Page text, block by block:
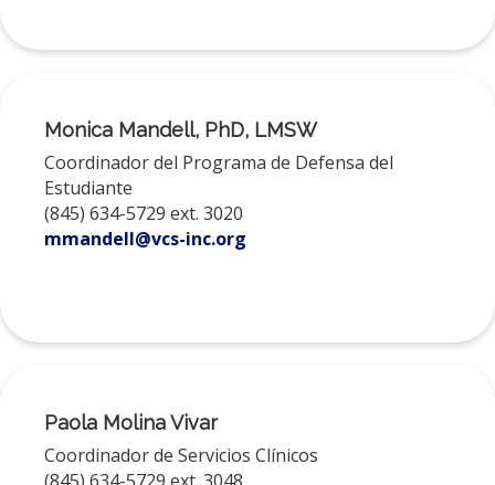
Monica Mandell, PhD, LMSW
Coordinador del Programa de Defensa del
Estudiante
(845) 634-5729 ext. 3020
mmandell@vcs-inc.org
Paola Molina Vivar
Coordinador de Servicios Clínicos